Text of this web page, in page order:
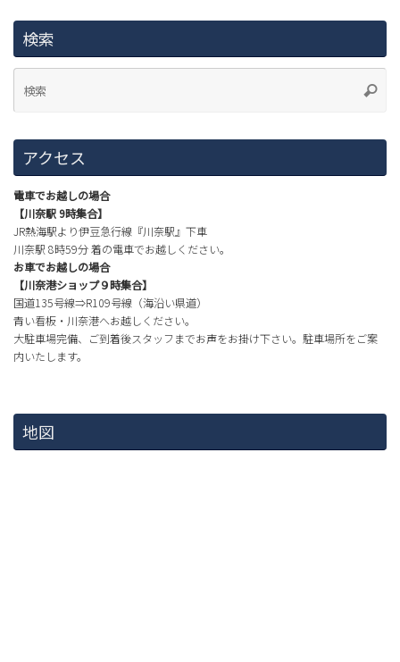
検索
アクセス
電車でお越しの場合
【川奈駅 9時集合】
JR熱海駅より伊豆急行線『川奈駅』下車
川奈駅 8時59分 着の電車でお越しください。
お車でお越しの場合
【川奈港ショップ９時集合】
国道135号線⇒R109号線（海沿い県道）
青い看板・川奈港へお越しください。
大駐車場完備、ご到着後スタッフまでお声をお掛け下さい。駐車場所をご案
内いたします。
地図